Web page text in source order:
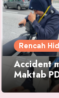
Rencah
Accident
Maktab